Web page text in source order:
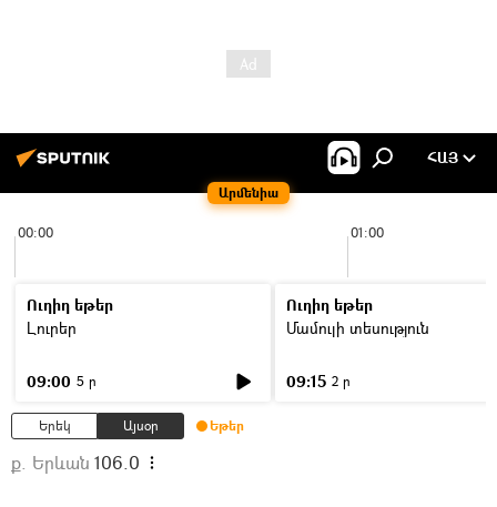
Արմենիա
ՀԱՅ
00:00 01:00
Ուղիղ եթեր
Լուրեր
09:00 5 ր
Ուղիղ եթեր
Մամուլի տեսություն
09:15 2 ր
Երեկ Այսօր Եթեր
ք. Երևան 106.0